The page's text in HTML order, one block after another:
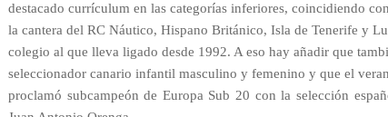
destacado currículum en las categorías inferiores, coincidiendo
la cantera del RC Náutico, Hispano Británico, Isla de Tenerife y
colegio al que lleva ligado desde 1992. A eso hay añadir que
seleccionador canario infantil masculino y femenino y que el
proclamó subcampeón de Europa Sub 20 con la selección